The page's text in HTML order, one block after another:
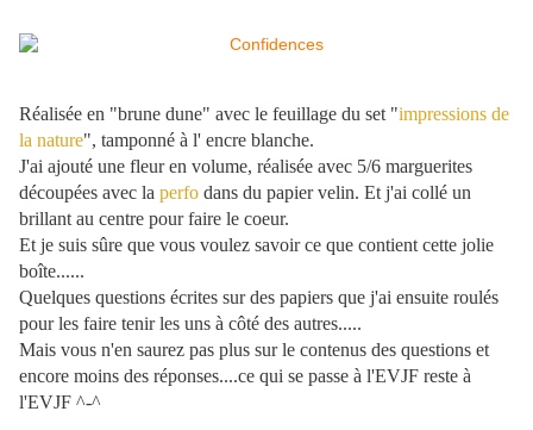
Réalisée en "brune dune" avec le feuillage du set "impressions de
la nature", tamponné à l' encre blanche.
J'ai ajouté une fleur en volume, réalisée avec 5/6 marguerites
découpées avec la perfo dans du papier velin. Et j'ai collé un
brillant au centre pour faire le coeur.
Et je suis sûre que vous voulez savoir ce que contient cette jolie
boîte......
Quelques questions écrites sur des papiers que j'ai ensuite roulés
pour les faire tenir les uns à côté des autres.....
Mais vous n'en saurez pas plus sur le contenus des questions et
encore moins des réponses....ce qui se passe à l'EVJF reste à
l'EVJF ^-^